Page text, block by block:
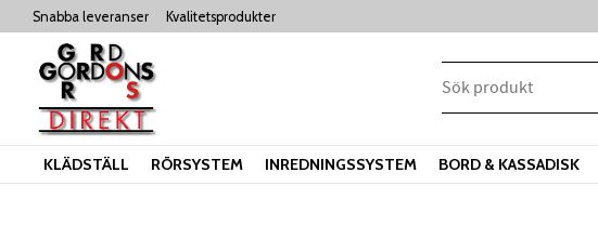
Snabba leveranser Kvalitetsprodukter
KLÄDSTÄLL RÖRSYSTEM INREDNINGSSYSTEM BORD & KASSADISK